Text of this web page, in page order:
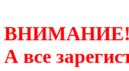
ВНИМАНИЕ!
А все